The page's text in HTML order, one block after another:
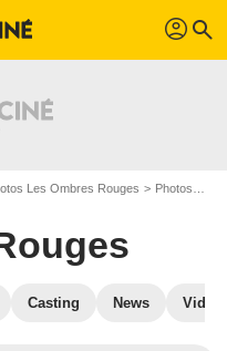
profil search
Les Ombres Rouges Photos Les Ombres Rouges S01
Casting News